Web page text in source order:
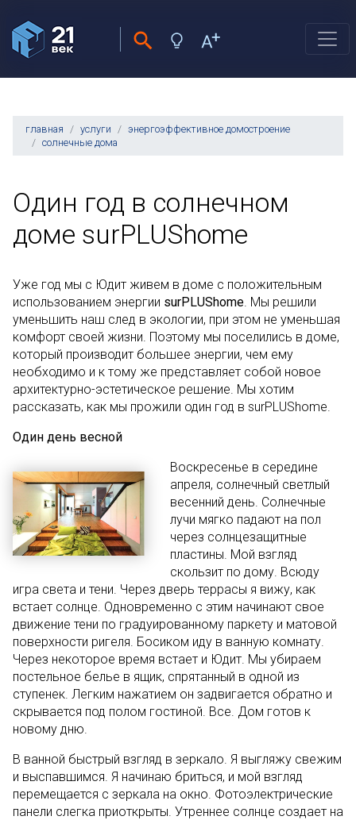
главная услуги
энергоэффективное домостроение
солнечные дома
Один год в солнечном
доме surPLUShome
Уже год мы с Юдит живем в доме с положительным
использованием энергии surPLUShome. Мы решили
уменьшить наш след в экологии, при этом не уменьшая
комфорт своей жизни. Поэтому мы поселились в доме,
который производит большее энергии, чем ему
необходимо и к тому же представляет собой новое
архитектурно-эстетическое решение. Мы хотим
рассказать, как мы прожили один год в surPLUShome.
Один день весной
Воскресенье в середине
апреля, солнечный светлый
весенний день. Солнечные
лучи мягко падают на пол
через солнцезащитные
пластины. Мой взгляд
скользит по дому. Всюду
игра света и тени. Через дверь террасы я вижу, как
встает солнце. Одновременно с этим начинают свое
движение тени по градуированному паркету и матовой
поверхности ригеля. Босиком иду в ванную комнату.
Через некоторое время встает и Юдит. Мы убираем
постельное белье в ящик, спрятанный в одной из
ступенек. Легким нажатием он задвигается обратно и
скрывается под полом гостиной. Все. Дом готов к
новому дню.
В ванной быстрый взгляд в зеркало. Я выгляжу свежим
и выспавшимся. Я начинаю бриться, и мой взгляд
перемещается с зеркала на окно. Фотоэлектрические
панели слегка приоткрыты. Утреннее солнце создает на